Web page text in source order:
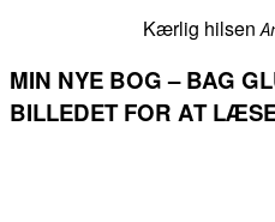
Kærlig hilsen
MIN NYE BOG – BAG
BILLEDET FOR AT